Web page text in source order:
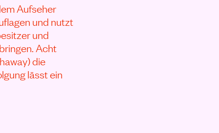
Aufseher
und nutzt
und
Acht
die
lässt ein